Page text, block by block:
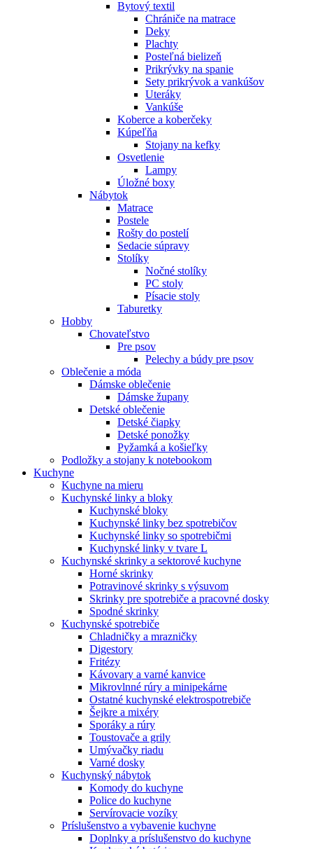
Bytový textil
Chrániče na matrace
Deky
Plachty
Posteľná bielizeň
Prikrývky na spanie
Sety prikrývok a vankúšov
Uteráky
Vankúše
Koberce a koberčeky
Kúpeľňa
Stojany na kefky
Osvetlenie
Lampy
Úložné boxy
Nábytok
Matrace
Postele
Rošty do postelí
Sedacie súpravy
Stolíky
Nočné stolíky
PC stoly
Písacie stoly
Taburetky
Hobby
Chovateľstvo
Pre psov
Pelechy a búdy pre psov
Oblečenie a móda
Dámske oblečenie
Dámske župany
Detské oblečenie
Detské čiapky
Detské ponožky
Pyžamká a košieľky
Podložky a stojany k notebookom
Kuchyne
Kuchyne na mieru
Kuchynské linky a bloky
Kuchynské bloky
Kuchynské linky bez spotrebičov
Kuchynské linky so spotrebičmi
Kuchynské linky v tvare L
Kuchynské skrinky a sektorové kuchyne
Horné skrinky
Potravinové skrinky s výsuvom
Skrinky pre spotrebiče a pracovné dosky
Spodné skrinky
Kuchynské spotrebiče
Chladničky a mrazničky
Digestory
Fritézy
Kávovary a varné kanvice
Mikrovlnné rúry a minipekárne
Ostatné kuchynské elektrospotrebiče
Šejkre a mixéry
Sporáky a rúry
Toustovače a grily
Umývačky riadu
Varné dosky
Kuchynský nábytok
Komody do kuchyne
Police do kuchyne
Servírovacie vozíky
Príslušenstvo a vybavenie kuchyne
Doplnky a príslušenstvo do kuchyne